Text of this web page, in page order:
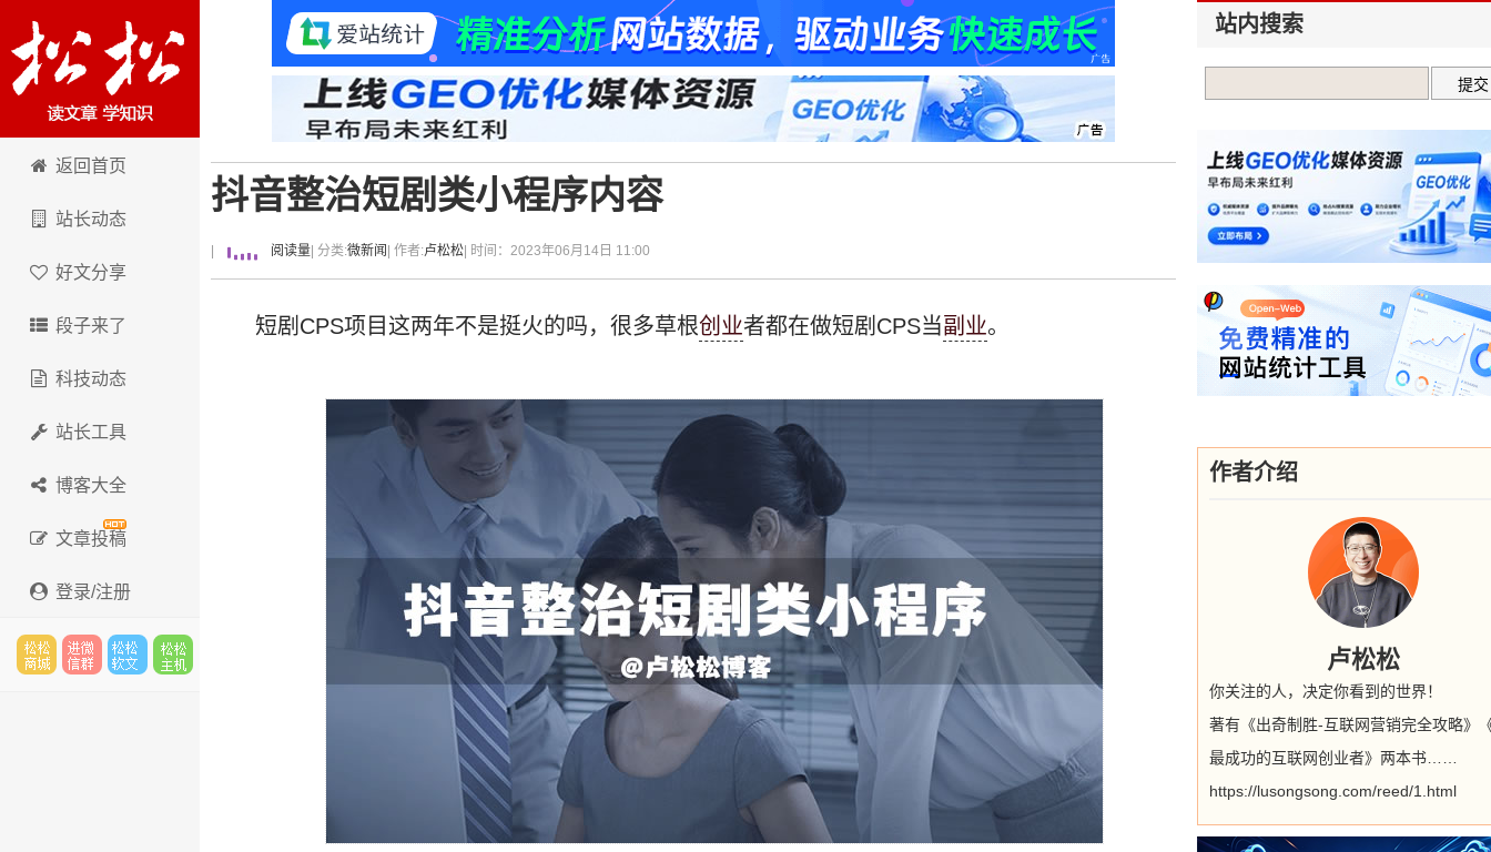
卢松松博客
返回首页
站长动态
好文分享
段子来了
科技动态
站长工具
博客大全
文章投稿
登录/注册
抖音整治短剧类小程序内容
阅读量 | 分类:微新闻 | 作者:卢松松 | 时间：2023年06月14日 11:00
短剧CPS项目这两年不是挺火的吗，很多草根创业者都在做短剧CPS当副业。
站内搜索
作者介绍
卢松松
你关注的人，决定你看到的世界！
著有《出奇制胜-互联网营销完全攻略》
最成功的互联网创业者》两本书……
https://lusongsong.com/reed/1.html